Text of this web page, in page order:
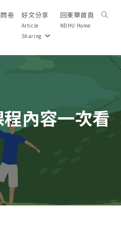
卷 好文分享
Article
Sharing
回東華首頁
NDHU Home
Toggle
內容一次看